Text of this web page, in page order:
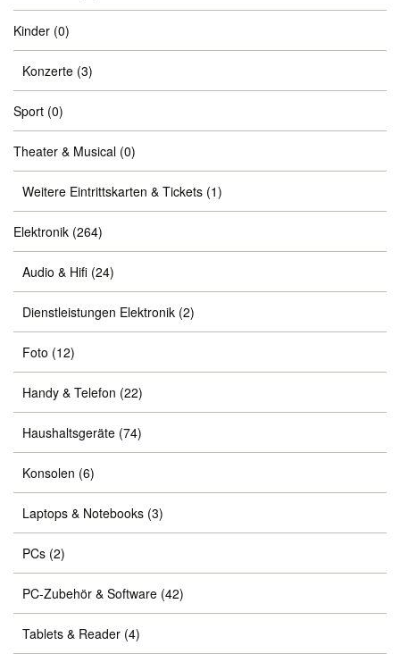
Kinder (0)
Konzerte (3)
Sport (0)
Theater & Musical (0)
Weitere Eintrittskarten & Tickets (1)
Elektronik (264)
Audio & Hifi (24)
Dienstleistungen Elektronik (2)
Foto (12)
Handy & Telefon (22)
Haushaltsgeräte (74)
Konsolen (6)
Laptops & Notebooks (3)
PCs (2)
PC-Zubehör & Software (42)
Tablets & Reader (4)